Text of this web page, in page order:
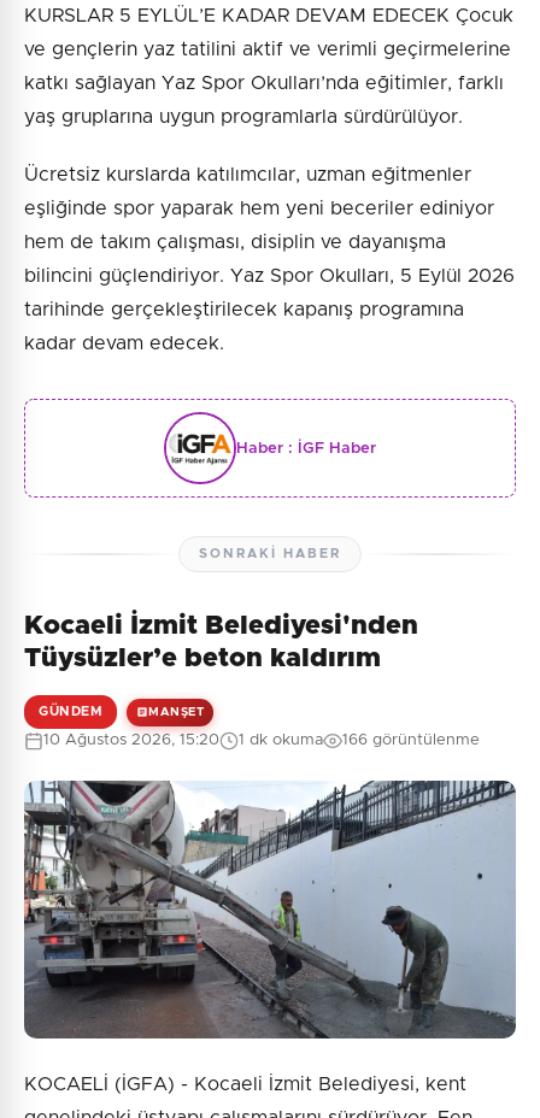
KURSLAR 5 EYLÜL’E KADAR DEVAM EDECEK Çocuk
ve gençlerin yaz tatilini aktif ve verimli geçirmelerine
katkı sağlayan Yaz Spor Okulları’nda eğitimler, farklı
yaş gruplarına uygun programlarla sürdürülüyor.
Ücretsiz kurslarda katılımcılar, uzman eğitmenler
eşliğinde spor yaparak hem yeni beceriler ediniyor
hem de takım çalışması, disiplin ve dayanışma
bilincini güçlendiriyor. Yaz Spor Okulları, 5 Eylül 2026
tarihinde gerçekleştirilecek kapanış programına
kadar devam edecek.
Haber : İGF Haber
SONRAKI HABER
Kocaeli İzmit Belediyesi'nden
Tüysüzler’e beton kaldırım
GÜNDEM MANŞET
10 Ağustos 2026, 15:20 1 dk okuma 166 görüntülenme
KOCAELİ (İGFA) - Kocaeli İzmit Belediyesi, kent